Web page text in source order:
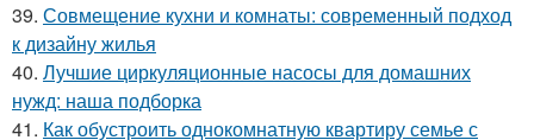
39. Совмещение кухни и комнаты: современный подход
к дизайну жилья
40. Лучшие циркуляционные насосы для домашних
нужд: наша подборка
41. Как обустроить однокомнатную квартиру семье с